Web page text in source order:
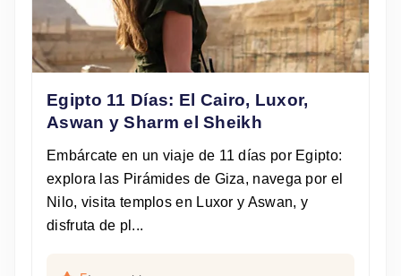
Egipto 11 Días: El Cairo, Luxor,
Aswan y Sharm el Sheikh
Embárcate en un viaje de 11 días por Egipto:
explora las Pirámides de Giza, navega por el
Nilo, visita templos en Luxor y Aswan, y
disfruta de pl...